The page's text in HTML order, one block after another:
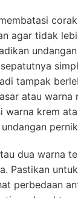
agar tidak
tampak
atau warna
warna krem
dua warna
Pastikan
perbedaan